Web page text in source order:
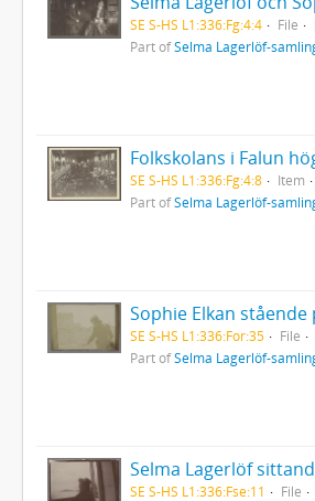
SE S-HS L1:336:Fg:4:4 File
Part ofSelma Lagerlöf-
SE S-HS L1:336:Fg:4:8 Item
Part ofSelma Lagerlöf-
SE S-HS L1:336:For:35 File
Part ofSelma Lagerlöf-
SE S-HS L1:336:Fse:11 File